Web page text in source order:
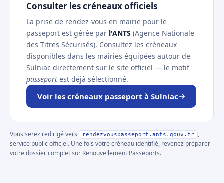
Consulter les créneaux officiels
La prise de rendez-vous en mairie pour le
passeport est gérée par l'ANTS (Agence Nationale
des Titres Sécurisés). Consultez les créneaux
disponibles dans les mairies équipées autour de
Sulniac directement sur le site officiel — le motif
passeport est déjà sélectionné.
Voir les créneaux passeport à Sulniac
Vous serez redirigé vers rendezvouspasseport.ants.gouv.fr
,
service public officiel. Une fois votre créneau identifié, revenez préparer
votre dossier complet sur Renouvellement Passeports.